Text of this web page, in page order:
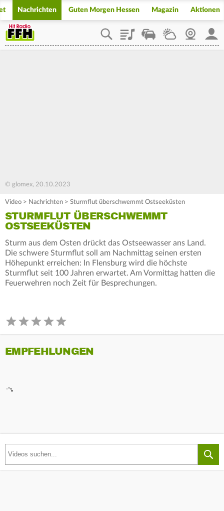
Nachrichten Guten Morgen Hessen Magazin Aktionen
PlaylistStaupilotWetterWebcam
© glomex, 20.10.2023
Video > Nachrichten > Sturmflut überschwemmt Ostseeküsten
STURMFLUT ÜBERSCHWEMMT
OSTSEEKÜSTEN
Sturm aus dem Osten drückt das Ostseewasser ans Land.
Die schwere Sturmflut soll am Nachmittag seinen ersten
Höhepunkt erreichen: In Flensburg wird die höchste
Sturmflut seit 100 Jahren erwartet. Am Vormittag hatten die
Feuerwehren noch Zeit für Besprechungen.
EMPFEHLUNGEN